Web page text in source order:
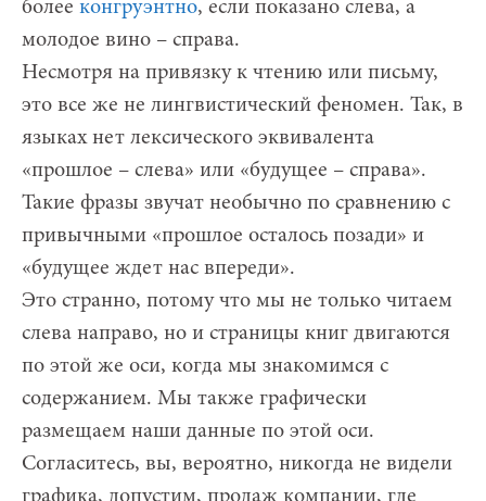
более конгруэнтно, если показано слева, а
молодое вино – справа.
Несмотря на привязку к чтению или письму,
это все же не лингвистический феномен. Так, в
языках нет лексического эквивалента
«прошлое – слева» или «будущее – справа».
Такие фразы звучат необычно по сравнению с
привычными «прошлое осталось позади» и
«будущее ждет нас впереди».
Это странно, потому что мы не только читаем
слева направо, но и страницы книг двигаются
по этой же оси, когда мы знакомимся с
содержанием. Мы также графически
размещаем наши данные по этой оси.
Согласитесь, вы, вероятно, никогда не видели
графика, допустим, продаж компании, где